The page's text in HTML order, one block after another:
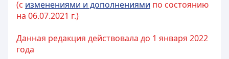
(с изменениями и дополнениями по состоянию
на 06.07.2021 г.)
Данная редакция действовала до 1 января 2022
года